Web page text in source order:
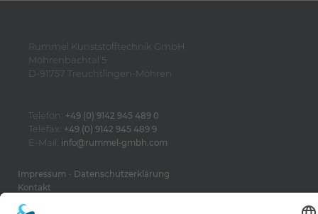
Rummel Kunststofftechnik GmbH
Möhrenbachtal 5
D-91757 Treuchtlingen-Möhren
Telefon: +49 (0) 9142 945 489 0
Telefax: +49 (0) 9142 945 489 9
E-Mail: info@rummel-gmbh.com
Impressum - Datenschutzerklärung
Kontakt